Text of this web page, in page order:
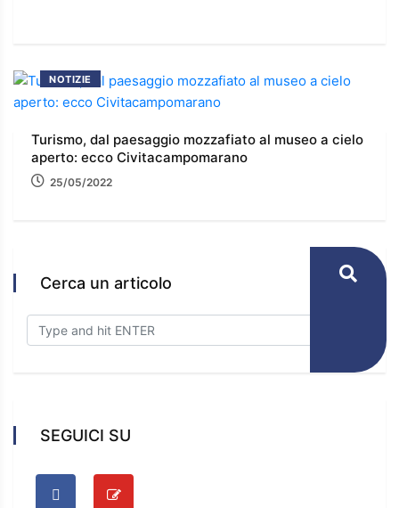
NOTIZIE
Turismo, dal paesaggio mozzafiato al museo a cielo
aperto: ecco Civitacampomarano
25/05/2022
Cerca un articolo
SEGUICI SU